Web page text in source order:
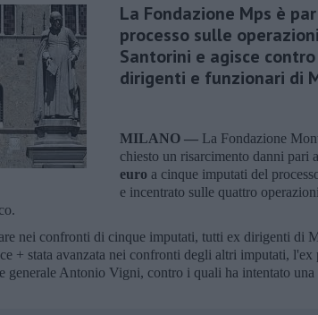
La Fondazione Mps è
processo sulle
Santorini e agisce
dirigenti e funzionari di
MILANO — La Fondazione
chiesto un risarcimento danni pari a
euro a cinque imputati del
e incentrato sulle quattro
nei confronti di cinque imputati, tutti ex dirigenti di
+ stata avanzata nei confronti degli altri imputati, l'ex
generale Antonio Vigni, contro i quali ha intentato una